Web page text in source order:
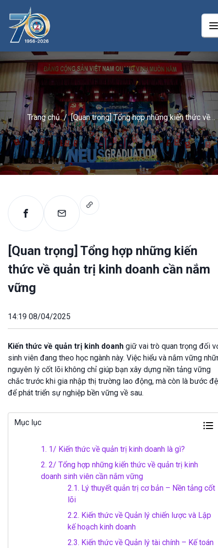
Trang chủ / [Quan trọng] Tổng hợp những kiến thức về
quản trị kinh doanh cần nắm vững
[Quan trọng] Tổng hợp những kiến
thức về quản trị kinh doanh cần nắm
vững
14:19 08/04/2025
Kiến thức về quản trị kinh doanh giữ vai trò quan trọng đối
sinh viên đang theo học ngành này. Việc hiểu và nắm vững
nguyên lý cốt lõi không chỉ giúp bạn xây dựng nền tảng vững
chắc trước khi gia nhập thị trường lao động, mà còn là bước
để phát triển sự nghiệp bền vững về sau.
Mục lục
1. 1/ Kiến thức về quản trị kinh doanh là gì?
2. 2/ Tổng hợp những kiến thức về quản trị kinh
doanh sinh viên cần nắm vững
2.1. Lý thuyết quản trị cơ bản – Nền tảng cốt
lõi
2.2. Kiến thức về Quản lý chiến lược và Lập
kế hoạch kinh doanh
2.3. Kiến thức về Quản lý tài chính – Kế toán